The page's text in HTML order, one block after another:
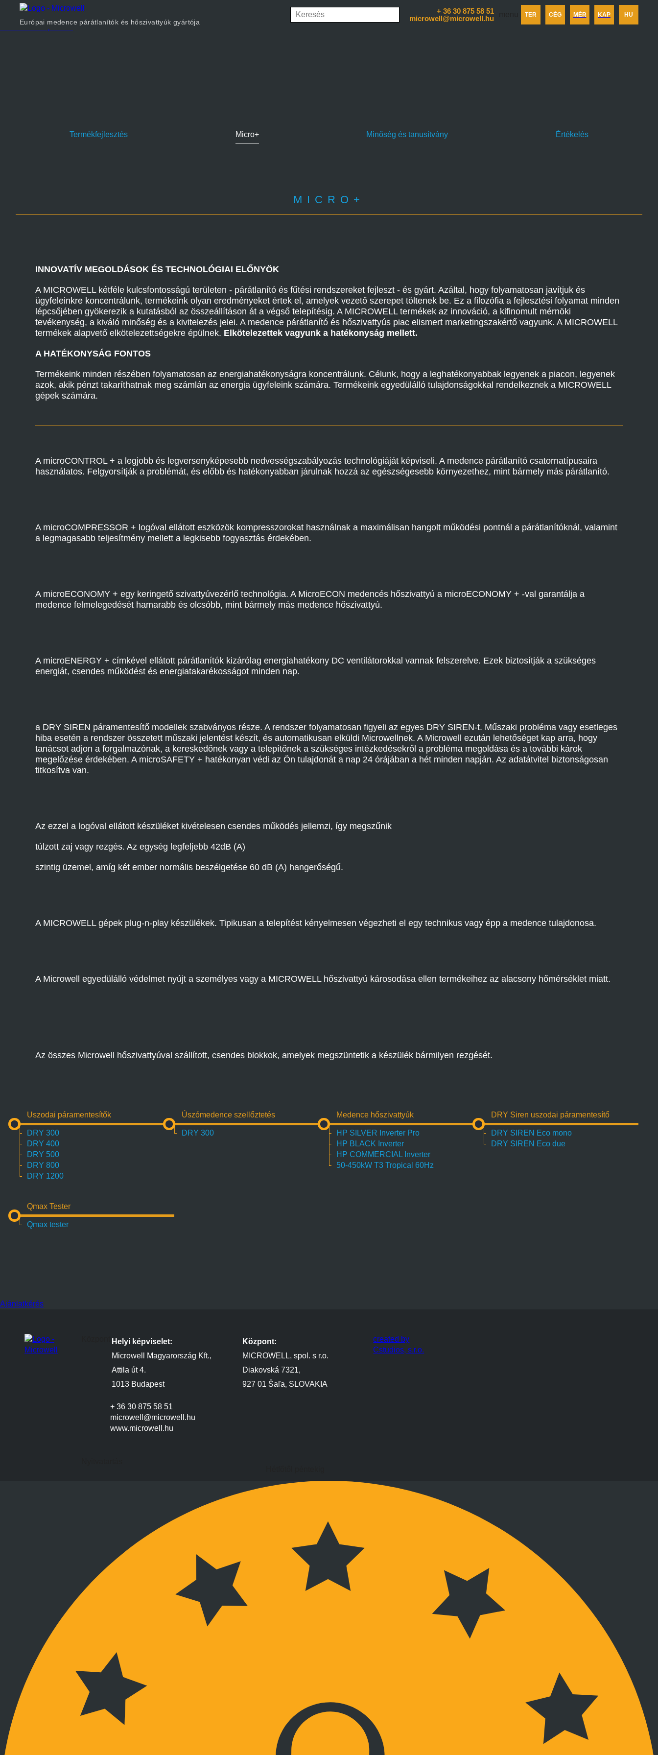
Európai medence párátlanítók és hőszivattyúk gyártója
+ 36 30 875 58 51
microwell@microwell.hu
TER CÉG MÉR KAP HU
Termékek
Méretezés Kapcsolat
Termékfejlesztés Micro+ Minőség és tanusítvány Értékelés
MICRO+
INNOVATÍV MEGOLDÁSOK ÉS TECHNOLÓGIAI ELŐNYÖK
A MICROWELL kétféle kulcsfontosságú területen - párátlanító és fűtési rendszereket fejleszt - és gyárt. Azáltal, hogy folyamatosan javítjuk és
ügyfeleinkre koncentrálunk, termékeink olyan eredményeket értek el, amelyek vezető szerepet töltenek be. Ez a filozófia a fejlesztési folyamat minden
lépcsőjében gyökerezik a kutatásból az összeállításon át a végső telepítésig. A MICROWELL termékek az innováció, a kifinomult mérnöki
tevékenység, a kiváló minőség és a kivitelezés jelei. A medence párátlanító és hőszivattyús piac elismert marketingszakértő vagyunk. A MICROWELL
termékek alapvető elkötelezettségekre épülnek. Elkötelezettek vagyunk a hatékonyság mellett.
A HATÉKONYSÁG FONTOS
Termékeink minden részében folyamatosan az energiahatékonyságra koncentrálunk. Célunk, hogy a leghatékonyabbak legyenek a piacon, legyenek
azok, akik pénzt takaríthatnak meg számlán az energia ügyfeleink számára. Termékeink egyedülálló tulajdonságokkal rendelkeznek a MICROWELL
gépek számára.
A microCONTROL + a legjobb és legversenyképesebb nedvességszabályozás technológiáját képviseli. A medence párátlanító csatornatípusaira
használatos. Felgyorsítják a problémát, és előbb és hatékonyabban járulnak hozzá az egészségesebb környezethez, mint bármely más párátlanító.
A microCOMPRESSOR + logóval ellátott eszközök kompresszorokat használnak a maximálisan hangolt működési pontnál a párátlanítóknál, valamint
a legmagasabb teljesítmény mellett a legkisebb fogyasztás érdekében.
A microECONOMY + egy keringető szivattyúvezérlő technológia. A MicroECON medencés hőszivattyú a microECONOMY + -val garantálja a
medence felmelegedését hamarabb és olcsóbb, mint bármely más medence hőszivattyú.
A microENERGY + címkével ellátott párátlanítók kizárólag energiahatékony DC ventilátorokkal vannak felszerelve. Ezek biztosítják a szükséges
energiát, csendes működést és energiatakarékosságot minden nap.
a DRY SIREN páramentesítő modellek szabványos része. A rendszer folyamatosan figyeli az egyes DRY SIREN-t. Műszaki probléma vagy esetleges
hiba esetén a rendszer összetett műszaki jelentést készít, és automatikusan elküldi Microwellnek. A Microwell ezután lehetőséget kap arra, hogy
tanácsot adjon a forgalmazónak, a kereskedőnek vagy a telepítőnek a szükséges intézkedésekről a probléma megoldása és a további károk
megelőzése érdekében. A microSAFETY + hatékonyan védi az Ön tulajdonát a nap 24 órájában a hét minden napján. Az adatátvitel biztonságosan
titkosítva van.
Az ezzel a logóval ellátott készüléket kivételesen csendes működés jellemzi, így megszűnik
túlzott zaj vagy rezgés. Az egység legfeljebb 42dB (A)
szintig üzemel, amíg két ember normális beszélgetése 60 dB (A) hangerőségű.
A MICROWELL gépek plug-n-play készülékek. Tipikusan a telepítést kényelmesen végezheti el egy technikus vagy épp a medence tulajdonosa.
A Microwell egyedülálló védelmet nyújt a személyes vagy a MICROWELL hőszivattyú károsodása ellen termékeihez az alacsony hőmérséklet miatt.
Az összes Microwell hőszivattyúval szállított, csendes blokkok, amelyek megszüntetik a készülék bármilyen rezgését.
Uszodai páramentesítők
DRY 300
DRY 400
DRY 500
DRY 800
DRY 1200
Úszómedence szellőztetés
DRY 300
Medence hőszivattyúk
HP SILVER Inverter Pro
HP BLACK Inverter
HP COMMERCIAL Inverter
50-450kW T3 Tropical 60Hz
DRY Siren uszodai páramentesítő
DRY SIREN Eco mono
DRY SIREN Eco due
Qmax Tester
Qmax tester
Ajánlatkérés
Helyi képviselet:
Központ:
Microwell Magyarország Kft.,
MICROWELL, spol. s r.o.
Attila út 4.
Diakovská 7321,
1013 Budapest
927 01 Šaľa, SLOVAKIA
+ 36 30 875 58 51
microwell@microwell.hu
www.microwell.hu
9:00 és 17:00 óra között
Kapcsolat
created by
Cstudios, s.r.o.